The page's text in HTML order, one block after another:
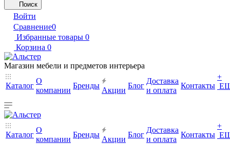
Поиск
Войти
Сравнение0
Избранные товары 0
Корзина 0
Магазин мебели и предметов интерьера
Каталог
О
компании
Бренды
Акции
Блог
Доставка
и оплата
Контакты
+
Каталог
О
компании
Бренды
Акции
Блог
Доставка
и оплата
Контакты
+